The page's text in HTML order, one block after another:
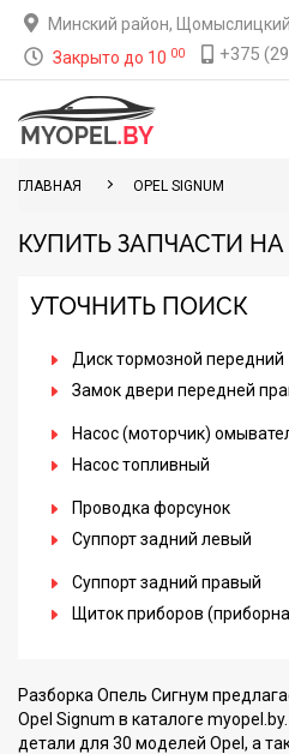
Минский район,
Закрыто до 10 00 +375
ГЛАВНАЯ OPEL SIGNUM
КУПИТЬ ЗАПЧАСТИ НА
УТОЧНИТЬ ПОИСК
Диск тормозной передний
Замок двери передней
Насос (моторчик)
Насос топливный
Проводка форсунок
Суппорт задний левый
Суппорт задний правый
Щиток приборов
Разборка Опель Сигнум
Opel Signum в каталоге
детали для 30 моделей Opel, а